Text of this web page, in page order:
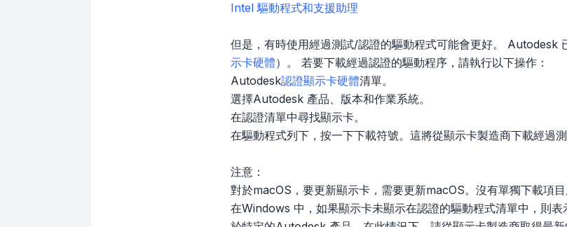
Intel 驅動程式和支援助理
但是，有時使用經過測試/認證的驅動程式可能會更好。 Autodesk
示卡硬體）。 若要下載經過認證的驅動程序，請執行以下操作：
Autodesk認證顯示卡硬體清單。
選擇Autodesk 產品、版本和作業系統。
在認證清單中尋找顯示卡。
在驅動程式列下，按一下下載符號。這將從顯示卡製造商下載經過測
注意：
對於macOS，要更新顯示卡，需要更新macOS。沒有單獨下載項
在Windows 中，如果顯示卡未顯示在認證的驅動程式清單中，則